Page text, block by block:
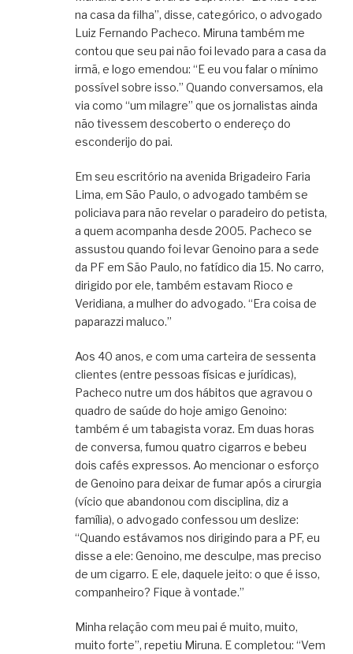
na casa da filha”, disse, categórico, o advogado
Luiz Fernando Pacheco. Miruna também me
contou que seu pai não foi levado para a casa da
irmã, e logo emendou: “E eu vou falar o mínimo
possível sobre isso.” Quando conversamos, ela
via como “um milagre” que os jornalistas ainda
não tivessem descoberto o endereço do
esconderijo do pai.
Em seu escritório na avenida Brigadeiro Faria
Lima, em São Paulo, o advogado também se
policiava para não revelar o paradeiro do petista,
a quem acompanha desde 2005. Pacheco se
assustou quando foi levar Genoino para a sede
da PF em São Paulo, no fatídico dia 15. No carro,
dirigido por ele, também estavam Rioco e
Veridiana, a mulher do advogado. “Era coisa de
paparazzi maluco.”
Aos 40 anos, e com uma carteira de sessenta
clientes (entre pessoas físicas e jurídicas),
Pacheco nutre um dos hábitos que agravou o
quadro de saúde do hoje amigo Genoino:
também é um tabagista voraz. Em duas horas
de conversa, fumou quatro cigarros e bebeu
dois cafés expressos. Ao mencionar o esforço
de Genoino para deixar de fumar após a cirurgia
(vício que abandonou com disciplina, diz a
família), o advogado confessou um deslize:
“Quando estávamos nos dirigindo para a PF, eu
disse a ele: Genoino, me desculpe, mas preciso
de um cigarro. E ele, daquele jeito: o que é isso,
companheiro? Fique à vontade.”
Minha relação com meu pai é muito, muito,
muito forte”, repetiu Miruna. E completou: “Vem